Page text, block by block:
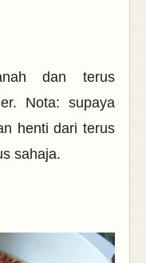
dan terus
Nota: supaya
henti dari terus
sahaja.